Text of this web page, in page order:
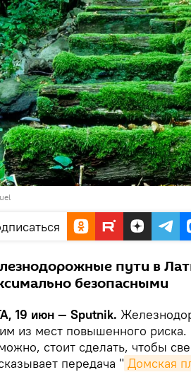
пути в
безопасными
19 июн — Sputnik.
из мест повышенного
стоит сделать, чтобы
передача " Домская